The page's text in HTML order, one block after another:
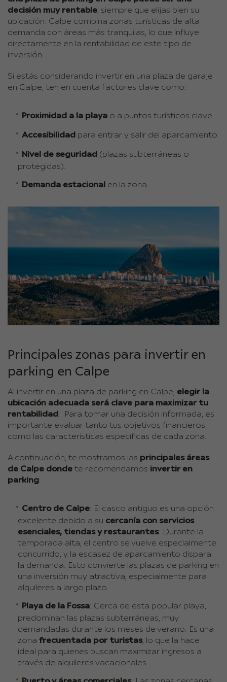
decisión muy rentable, siempre que elijas bien su
ubicación. Calpe combina zonas turísticas de alta
demanda con áreas más tranquilas, lo que influye
directamente en la rentabilidad de este tipo de
inversión.
Si estás considerando invertir en una plaza de garaje
en Calpe, ten en cuenta factores clave como:
Proximidad a la playa o a puntos turísticos clave.
Accesibilidad para entrar y salir del aparcamiento.
Nivel de seguridad (plazas subterráneas o
protegidas).
Demanda estacional en la zona.
Principales zonas para invertir en
parking en Calpe
Al invertir en una plaza de parking en Calpe, elegir la
ubicación adecuada será clave para maximizar tu
rentabilidad
. Para tomar una decisión informada, es
importante evaluar tanto tus objetivos financieros
como las características específicas de cada zona.
A continuación, te mostramos las principales áreas
de Calpe donde te recomendamos invertir en
parking:
Centro de Calpe: El casco antiguo es una opción
excelente debido a su cercanía con servicios
esenciales, tiendas y restaurantes. Durante la
temporada alta, el centro se vuelve especialmente
concurrido, y la escasez de aparcamiento dispara
la demanda. Esto convierte las plazas de parking en
una inversión muy atractiva, especialmente para
alquileres a largo plazo.
Playa de la Fossa: Cerca de esta popular playa,
predominan las plazas subterráneas, muy
demandadas durante los meses de verano. Es una
zona frecuentada por turistas, lo que la hace
ideal para quienes buscan maximizar ingresos a
través de alquileres vacacionales.